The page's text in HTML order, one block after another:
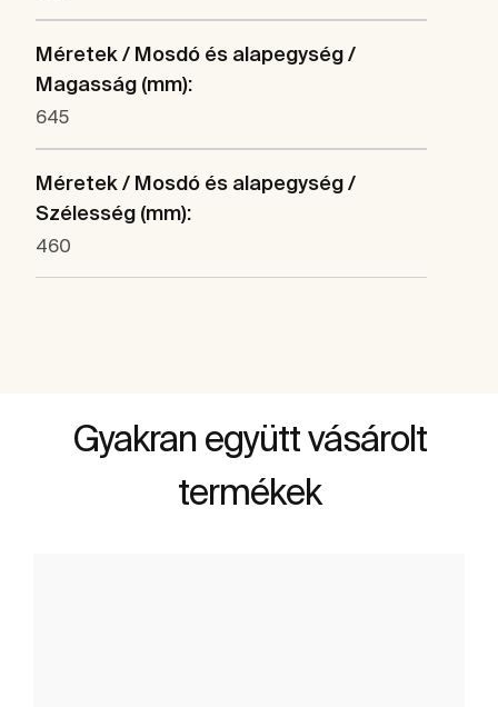
Méretek / Mosdó és alapegység /
Magasság (mm):
645
Méretek / Mosdó és alapegység /
Szélesség (mm):
460
Gyakran együtt vásárolt
termékek